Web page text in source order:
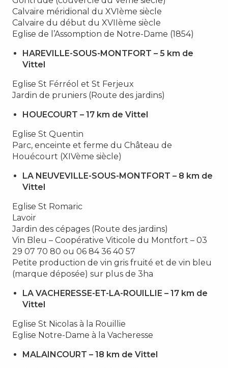
Calvaire méridional du XVIème siècle
Calvaire du début du XVIIème siècle
Eglise de l’Assomption de Notre-Dame (1854)
HAREVILLE-SOUS-MONTFORT – 5 km de
Vittel
Eglise St Férréol et St Ferjeux
Jardin de pruniers (Route des jardins)
HOUECOURT – 17 km de Vittel
Eglise St Quentin
Parc, enceinte et ferme du Château de
Houécourt (XIVème siècle)
LA NEUVEVILLE-SOUS-MONTFORT – 8 km de
Vittel
Eglise St Romaric
Lavoir
Jardin des cépages (Route des jardins)
Vin Bleu – Coopérative Viticole du Montfort – 03
29 07 70 80 ou 06 84 36 40 57
Petite production de vin gris fruité et de vin bleu
(marque déposée) sur plus de 3ha
LA VACHERESSE-ET-LA-ROUILLIE – 17 km de
Vittel
Eglise St Nicolas à la Rouillie
Eglise Notre-Dame à la Vacheresse
MALAINCOURT – 18 km de Vittel